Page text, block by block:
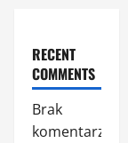
RECENT
COMMENTS
Brak
komentarzy